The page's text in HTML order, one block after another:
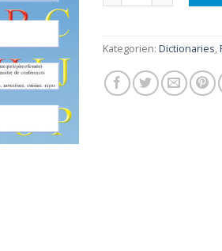
Kategorien: Dictionaries,